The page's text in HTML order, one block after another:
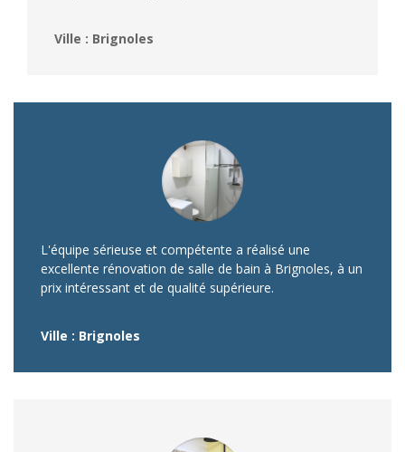
Ville : Brignoles
L'équipe sérieuse et compétente a réalisé une
excellente rénovation de salle de bain à Brignoles, à un
prix intéressant et de qualité supérieure.
Ville : Brignoles